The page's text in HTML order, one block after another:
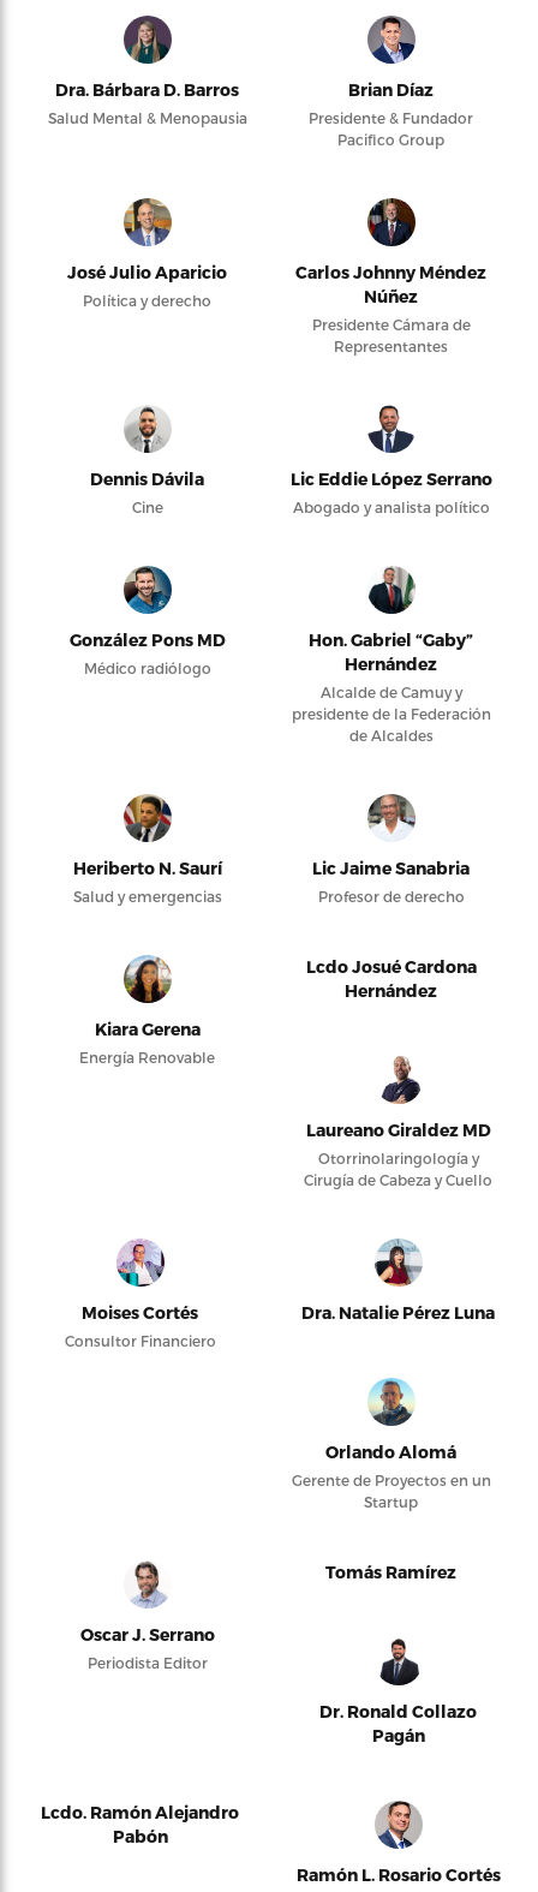
Dra. Bárbara D. Barros
Salud Mental & Menopausia
Brian Díaz
Presidente & Fundador
Pacifico Group
José Julio Aparicio
Política y derecho
Carlos Johnny Méndez
Núñez
Presidente Cámara de
Representantes
Dennis Dávila
Cine
Lic Eddie López Serrano
Abogado y analista político
González Pons MD
Médico radiólogo
Hon. Gabriel “Gaby”
Hernández
Alcalde de Camuy y
presidente de la Federación
de Alcaldes
Heriberto N. Saurí
Salud y emergencias
Lic Jaime Sanabria
Profesor de derecho
Kiara Gerena
Energía Renovable
Lcdo Josué Cardona
Hernández
Laureano Giraldez MD
Otorrinolaringología y
Cirugía de Cabeza y Cuello
Moises Cortés
Consultor Financiero
Dra. Natalie Pérez Luna
Orlando Alomá
Gerente de Proyectos en un
Startup
Oscar J. Serrano
Periodista Editor
Tomás Ramírez
Dr. Ronald Collazo
Pagán
Lcdo. Ramón Alejandro
Pabón
Ramón L. Rosario Cortés